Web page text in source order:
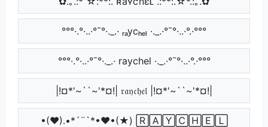
°°°·.°·..·°¯°·._.· ᵣₐycₕₑₗ ·._.·°¯°·..·°.·°°°
°°°·.°·..·°¯°·._.· raychel ·._.·°¯°·..·°.·°°°
|!¤*'~``~'*¤!| 𝔯𝔞𝔶𝔠𝔥𝔢𝔩 |!¤*'~``~'*¤!|
•(♥).•*´¨`*•♥•(★) 🅁🄰🅈🄲🄷🄴🄻